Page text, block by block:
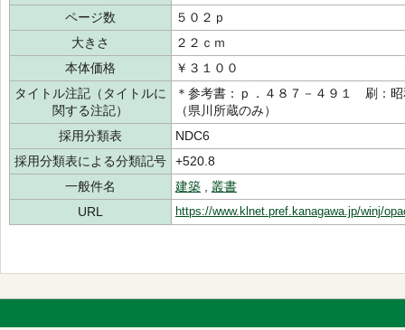
ページ数
５０２ｐ
大きさ
２２ｃｍ
本体価格
￥３１００
タイトル注記（タイトルに
関する注記）
＊参考書：ｐ．４８７－４９１ 刷：
（県川所蔵のみ）
採用分類表
NDC6
採用分類表による分類記号
+520.8
一般件名
建築
叢書
URL
https://www.klnet.pref.kanagawa.jp/winj/